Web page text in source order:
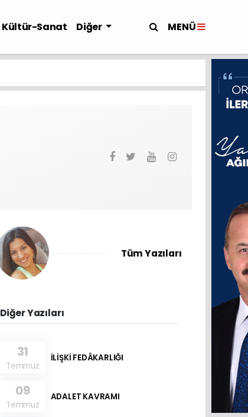
Kültür-Sanat Diğer MENÜ
Tüm Yazıları
Diğer Yazıları
31
Temmuz
İLİŞKİ FEDÂKARLIĞI
09
Temmuz
ADALET KAVRAMI